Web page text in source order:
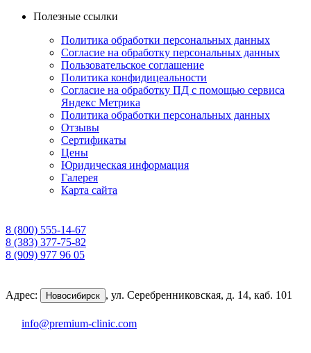
Полезные ссылки
Политика обработки персональных данных
Согласие на обработку персональных данных
Пользовательское соглашение
Политика конфидицеальности
Согласие на обработку ПД с помощью сервиса
Яндекс Метрика
Политика обработки персональных данных
Отзывы
Сертификаты
Цены
Юридическая информация
Галерея
Карта сайта
8 (800) 555-14-67
8 (383) 377-75-82
8 (909) 977 96 05
Адрес: Новосибирск , ул. Серебренниковская, д. 14, каб. 101
info@premium-clinic.com